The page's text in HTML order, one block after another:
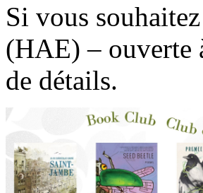
Si vous
(HAE) –
de détails.